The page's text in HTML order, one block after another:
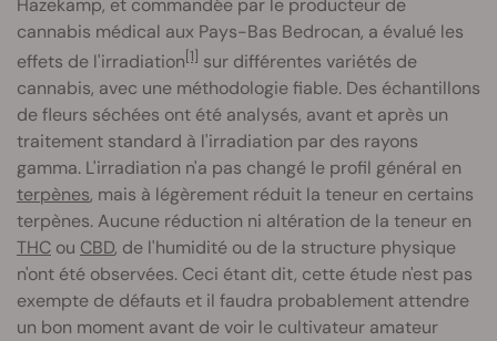
Hazekamp, et commandée par le producteur de
cannabis médical aux Pays-Bas Bedrocan, a évalué les
effets de l'irradiation[1] sur différentes variétés de
cannabis, avec une méthodologie fiable. Des échantillons
de fleurs séchées ont été analysés, avant et après un
traitement standard à l'irradiation par des rayons
gamma. L'irradiation n'a pas changé le profil général en
terpènes, mais à légèrement réduit la teneur en certains
terpènes. Aucune réduction ni altération de la teneur en
THC ou CBD, de l'humidité ou de la structure physique
n'ont été observées. Ceci étant dit, cette étude n'est pas
exempte de défauts et il faudra probablement attendre
un bon moment avant de voir le cultivateur amateur